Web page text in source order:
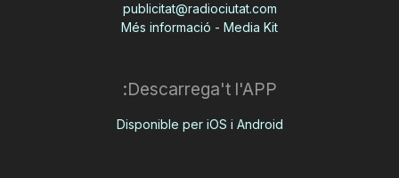
publicitat@radiociutat.com
Més informació - Media Kit
Descarrega't l'APP:
Disponible per iOS i Android